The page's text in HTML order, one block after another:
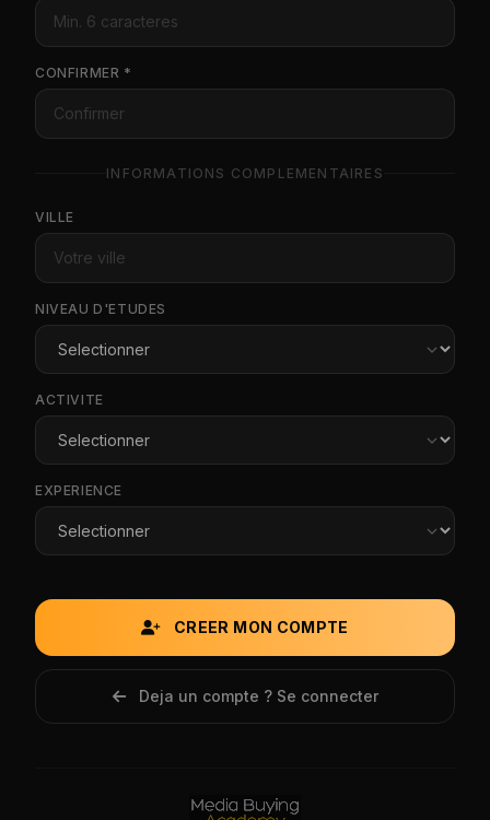
CONFIRMER *
INFORMATIONS COMPLEMENTAIRES
VILLE
NIVEAU D'ETUDES
ACTIVITE
EXPERIENCE
CREER MON COMPTE
Deja un compte ? Se connecter